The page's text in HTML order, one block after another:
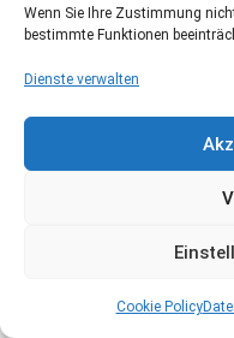
Wenn Sie Ihre Zustimmung
bestimmte Funktionen
Dienste verwalten
Cookie Policy